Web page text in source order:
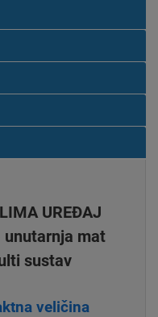
UREĐAJ
unutarnja mat
sustav
veličina